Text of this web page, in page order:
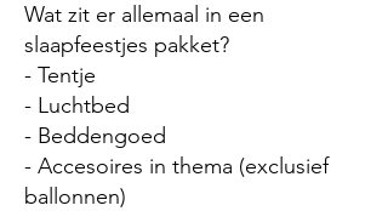
Wat zit er allemaal in een
slaapfeestjes pakket?
- Tentje
- Luchtbed
- Beddengoed
- Accesoires in thema (exclusief
ballonnen)